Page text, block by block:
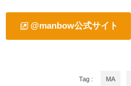
@manbow公式サイト
Tag : MA